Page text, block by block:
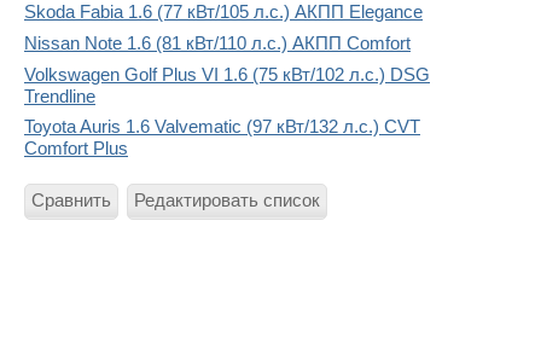
Skoda Fabia 1.6 (77 кВт/105 л.с.) АКПП Elegance
Nissan Note 1.6 (81 кВт/110 л.с.) АКПП Comfort
Volkswagen Golf Plus VI 1.6 (75 кВт/102 л.с.) DSG
Trendline
Toyota Auris 1.6 Valvematic (97 кВт/132 л.с.) CVT
Comfort Plus
Сравнить Редактировать список